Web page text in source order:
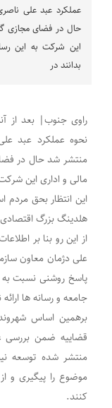
عملکرد عبد علی
حال در فضای مجازی
این شرکت به این
بدانند در
راوی جنوب| بعد از
نحوه عملکرد عبد
منتشر شد حال در
مالی و اداری این
این انتظار بحق مردم
هلدینگ بزرگ
از این رو بنا بر
علی دژمان معاون
پاسخ روشنی نسبت به
جامعه و رسانه ها
برهمین اساس
قضاییه ضمن
منتشر شده توسعه
موضوع را پیگیری و
کنند.